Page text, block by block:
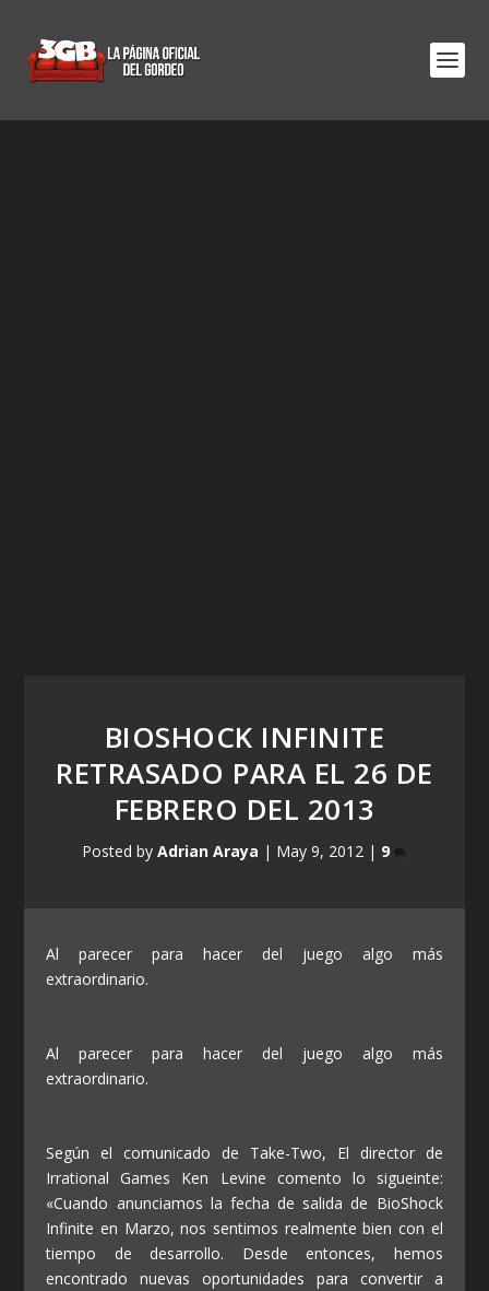
BIOSHOCK INFINITE
RETRASADO PARA EL 26 DE
FEBRERO DEL 2013
Posted by Adrian Araya | May 9, 2012 | 9
Al parecer para hacer del juego algo más
extraordinario.
Al parecer para hacer del juego algo más
extraordinario.
Según el comunicado de Take-Two, El director de
Irrational Games Ken Levine comento lo sigueinte:
«Cuando anunciamos la fecha de salida de BioShock
Infinite en Marzo, nos sentimos realmente bien con el
tiempo de desarrollo. Desde entonces, hemos
encontrado nuevas oportunidades para convertir a